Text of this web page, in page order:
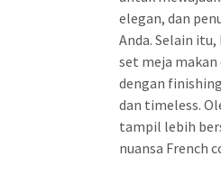
elegan, dan
Anda. Selain
set meja
dengan
dan timeless.
tampil lebih
nuansa French